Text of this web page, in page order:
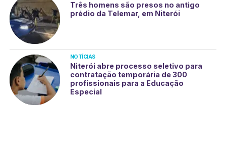
Três homens são presos no antigo
prédio da Telemar, em Niterói
NOTÍCIAS
Niterói abre processo seletivo para
contratação temporária de 300
profissionais para a Educação
Especial